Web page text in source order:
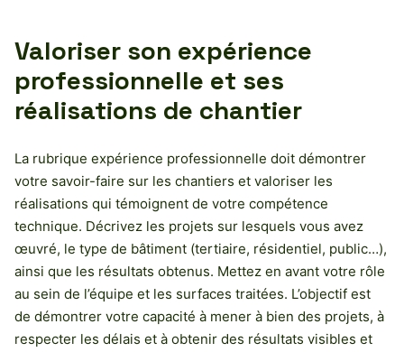
Valoriser son expérience
professionnelle et ses
réalisations de chantier
La rubrique expérience professionnelle doit démontrer
votre savoir-faire sur les chantiers et valoriser les
réalisations qui témoignent de votre compétence
technique. Décrivez les projets sur lesquels vous avez
œuvré, le type de bâtiment (tertiaire, résidentiel, public…),
ainsi que les résultats obtenus. Mettez en avant votre rôle
au sein de l’équipe et les surfaces traitées. L’objectif est
de démontrer votre capacité à mener à bien des projets, à
respecter les délais et à obtenir des résultats visibles et